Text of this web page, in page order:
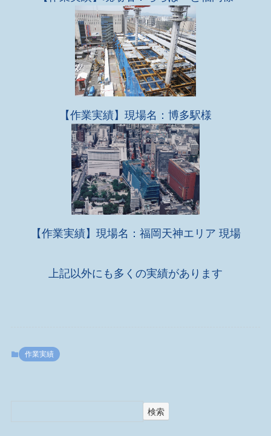
【作業実績】現場名：博多駅様
【作業実績】現場名：福岡天神エリア 現場
上記以外にも多くの実績があります
作業実績
検索